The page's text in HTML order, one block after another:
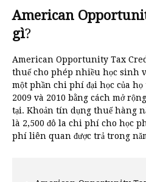
American
gì?
American Opportunity Tax
thuế cho phép nhiều học sinh
một phần chi phí đại học của
2009 và 2010 bằng cách mở
tại. Khoản tín dụng thuế hàng
là 2,500 đô la chi phí cho học
phí liên quan được trả trong